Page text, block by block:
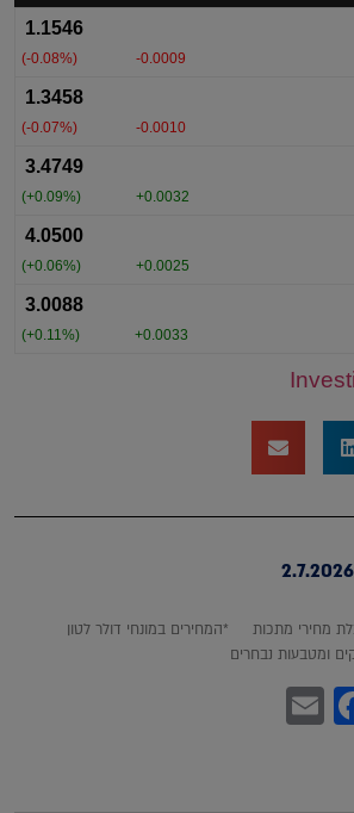
מחירי מתכות *המחירים במונחי דולר לטון
ומטבעות נבחרים
Facebook